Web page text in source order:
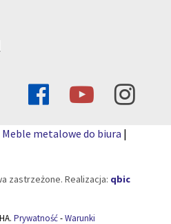
Meble metalowe do biura |
zastrzeżone. Realizacja: qbic
Prywatność-Warunki